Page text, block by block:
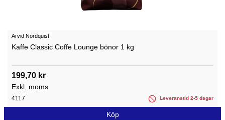
Arvid Nordquist
Kaffe Classic Coffe Lounge bönor 1 kg
199,70 kr
Exkl. moms
4117 Leveranstid 2-5 dagar
Köp